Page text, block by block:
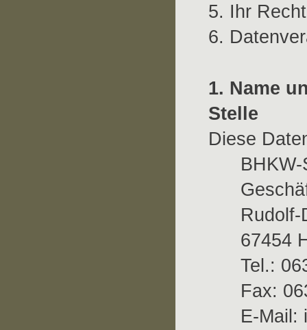
5. Ihr
6.
1. Name
Stelle
Diese
67454
Tel.:
Fax:
E-Mail: